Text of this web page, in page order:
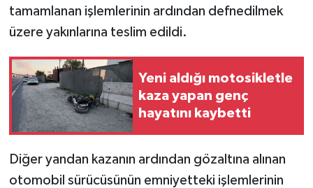
tamamlanan işlemlerinin ardından defnedilmek
üzere yakınlarına teslim edildi.
Yeni aldığı motosikletle
kaza yapan genç
hayatını kaybetti
Diğer yandan kazanın ardından gözaltına alınan
otomobil sürücüsünün emniyetteki işlemlerinin